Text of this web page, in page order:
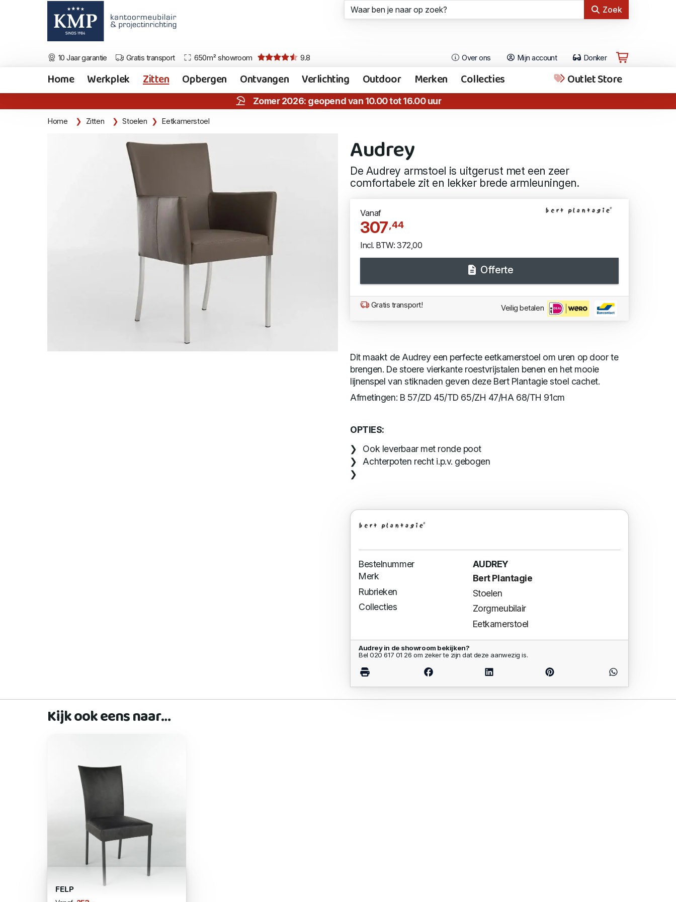
Zoek
10 Jaar garantie Gratis transport 650m² showroom 9.8 Over ons Mijn account Donker
Home Werkplek Zitten Opbergen Ontvangen Verlichting Outdoor Merken Collecties Outlet Store
Zomer 2026: geopend van 10.00 tot 16.00 uur
Home Zitten Stoelen Eetkamerstoel
Audrey
De Audrey armstoel is uitgerust met een zeer
comfortabele zit en lekker brede armleuningen.
Vanaf
307,44
Incl. BTW: 372,00
Offerte
Gratis transport! Veilig betalen
Dit maakt de Audrey een perfecte eetkamerstoel om uren op door te
brengen. De stoere vierkante roestvrijstalen benen en het mooie
lijnenspel van stiknaden geven deze Bert Plantagie stoel cachet.
Afmetingen: B 57/ZD 45/TD 65/ZH 47/HA 68/TH 91cm
OPTIES:
Ook leverbaar met ronde poot
Achterpoten recht i.p.v. gebogen
Bestelnummer
AUDREY
Merk
Bert Plantagie
Rubrieken
Stoelen
Collecties
Zorgmeubilair
Eetkamerstoel
Audrey in de showroom bekijken?
Bel 020 617 01 26 om zeker te zijn dat deze aanwezig is.
Kijk ook eens naar…
FELP